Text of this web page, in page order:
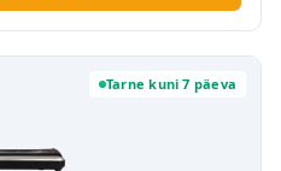
Tarne kuni 7 päeva